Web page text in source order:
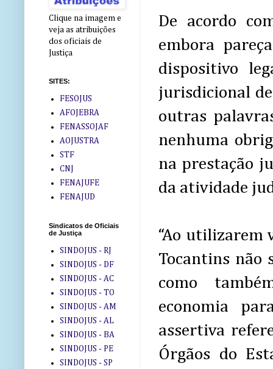
De acordo
embora
dispositivo
jurisdicional
outras
nenhuma
na prestação
da atividade
“Ao utilizarem
Tocantins não
como
economia
assertiva
Órgãos do
Clique na imagem e
veja as atribuições
dos oficiais de
Justiça
SITES:
FESOJUS
AFOJEBRA
FENASSOJAF
AOJUSTRA
STF
CNJ
FENAJUFE
FENAJUD
Sindicatos de Oficiais
de Justiça
SINDOJUS - RJ
SINDOJUS - DF
SINDOJUS - AC
SINDOJUS - TO
SINDOJUS - AM
SINDOJUS - AL
SINDOJUS - BA
SINDOJUS - PE
SINDOJUS - SP